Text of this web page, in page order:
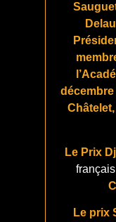
décembre
Le Prix
Le prix